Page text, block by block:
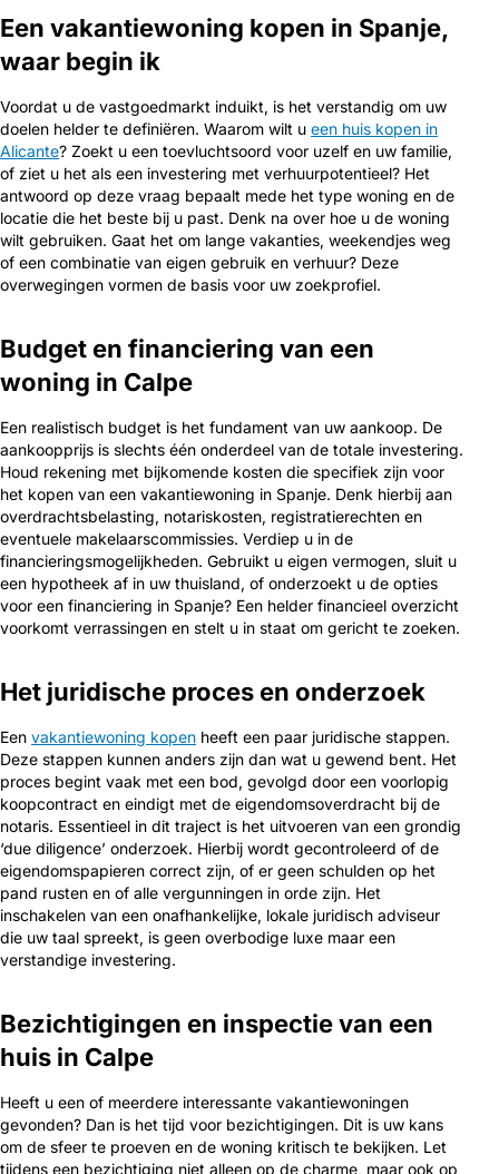
Een vakantiewoning kopen in Spanje,
waar begin ik
Voordat u de vastgoedmarkt induikt, is het verstandig om uw
doelen helder te definiëren. Waarom wilt u een huis kopen in
Alicante? Zoekt u een toevluchtsoord voor uzelf en uw familie,
of ziet u het als een investering met verhuurpotentieel? Het
antwoord op deze vraag bepaalt mede het type woning en de
locatie die het beste bij u past. Denk na over hoe u de woning
wilt gebruiken. Gaat het om lange vakanties, weekendjes weg
of een combinatie van eigen gebruik en verhuur? Deze
overwegingen vormen de basis voor uw zoekprofiel.
Budget en financiering van een
woning in Calpe
Een realistisch budget is het fundament van uw aankoop. De
aankoopprijs is slechts één onderdeel van de totale investering.
Houd rekening met bijkomende kosten die specifiek zijn voor
het kopen van een vakantiewoning in Spanje. Denk hierbij aan
overdrachtsbelasting, notariskosten, registratierechten en
eventuele makelaarscommissies. Verdiep u in de
financieringsmogelijkheden. Gebruikt u eigen vermogen, sluit u
een hypotheek af in uw thuisland, of onderzoekt u de opties
voor een financiering in Spanje? Een helder financieel overzicht
voorkomt verrassingen en stelt u in staat om gericht te zoeken.
Het juridische proces en onderzoek
Een vakantiewoning kopen heeft een paar juridische stappen.
Deze stappen kunnen anders zijn dan wat u gewend bent. Het
proces begint vaak met een bod, gevolgd door een voorlopig
koopcontract en eindigt met de eigendomsoverdracht bij de
notaris. Essentieel in dit traject is het uitvoeren van een grondig
‘due diligence’ onderzoek. Hierbij wordt gecontroleerd of de
eigendomspapieren correct zijn, of er geen schulden op het
pand rusten en of alle vergunningen in orde zijn. Het
inschakelen van een onafhankelijke, lokale juridisch adviseur
die uw taal spreekt, is geen overbodige luxe maar een
verstandige investering.
Bezichtigingen en inspectie van een
huis in Calpe
Heeft u een of meerdere interessante vakantiewoningen
gevonden? Dan is het tijd voor bezichtigingen. Dit is uw kans
om de sfeer te proeven en de woning kritisch te bekijken. Let
tijdens een bezichtiging niet alleen op de charme, maar ook op